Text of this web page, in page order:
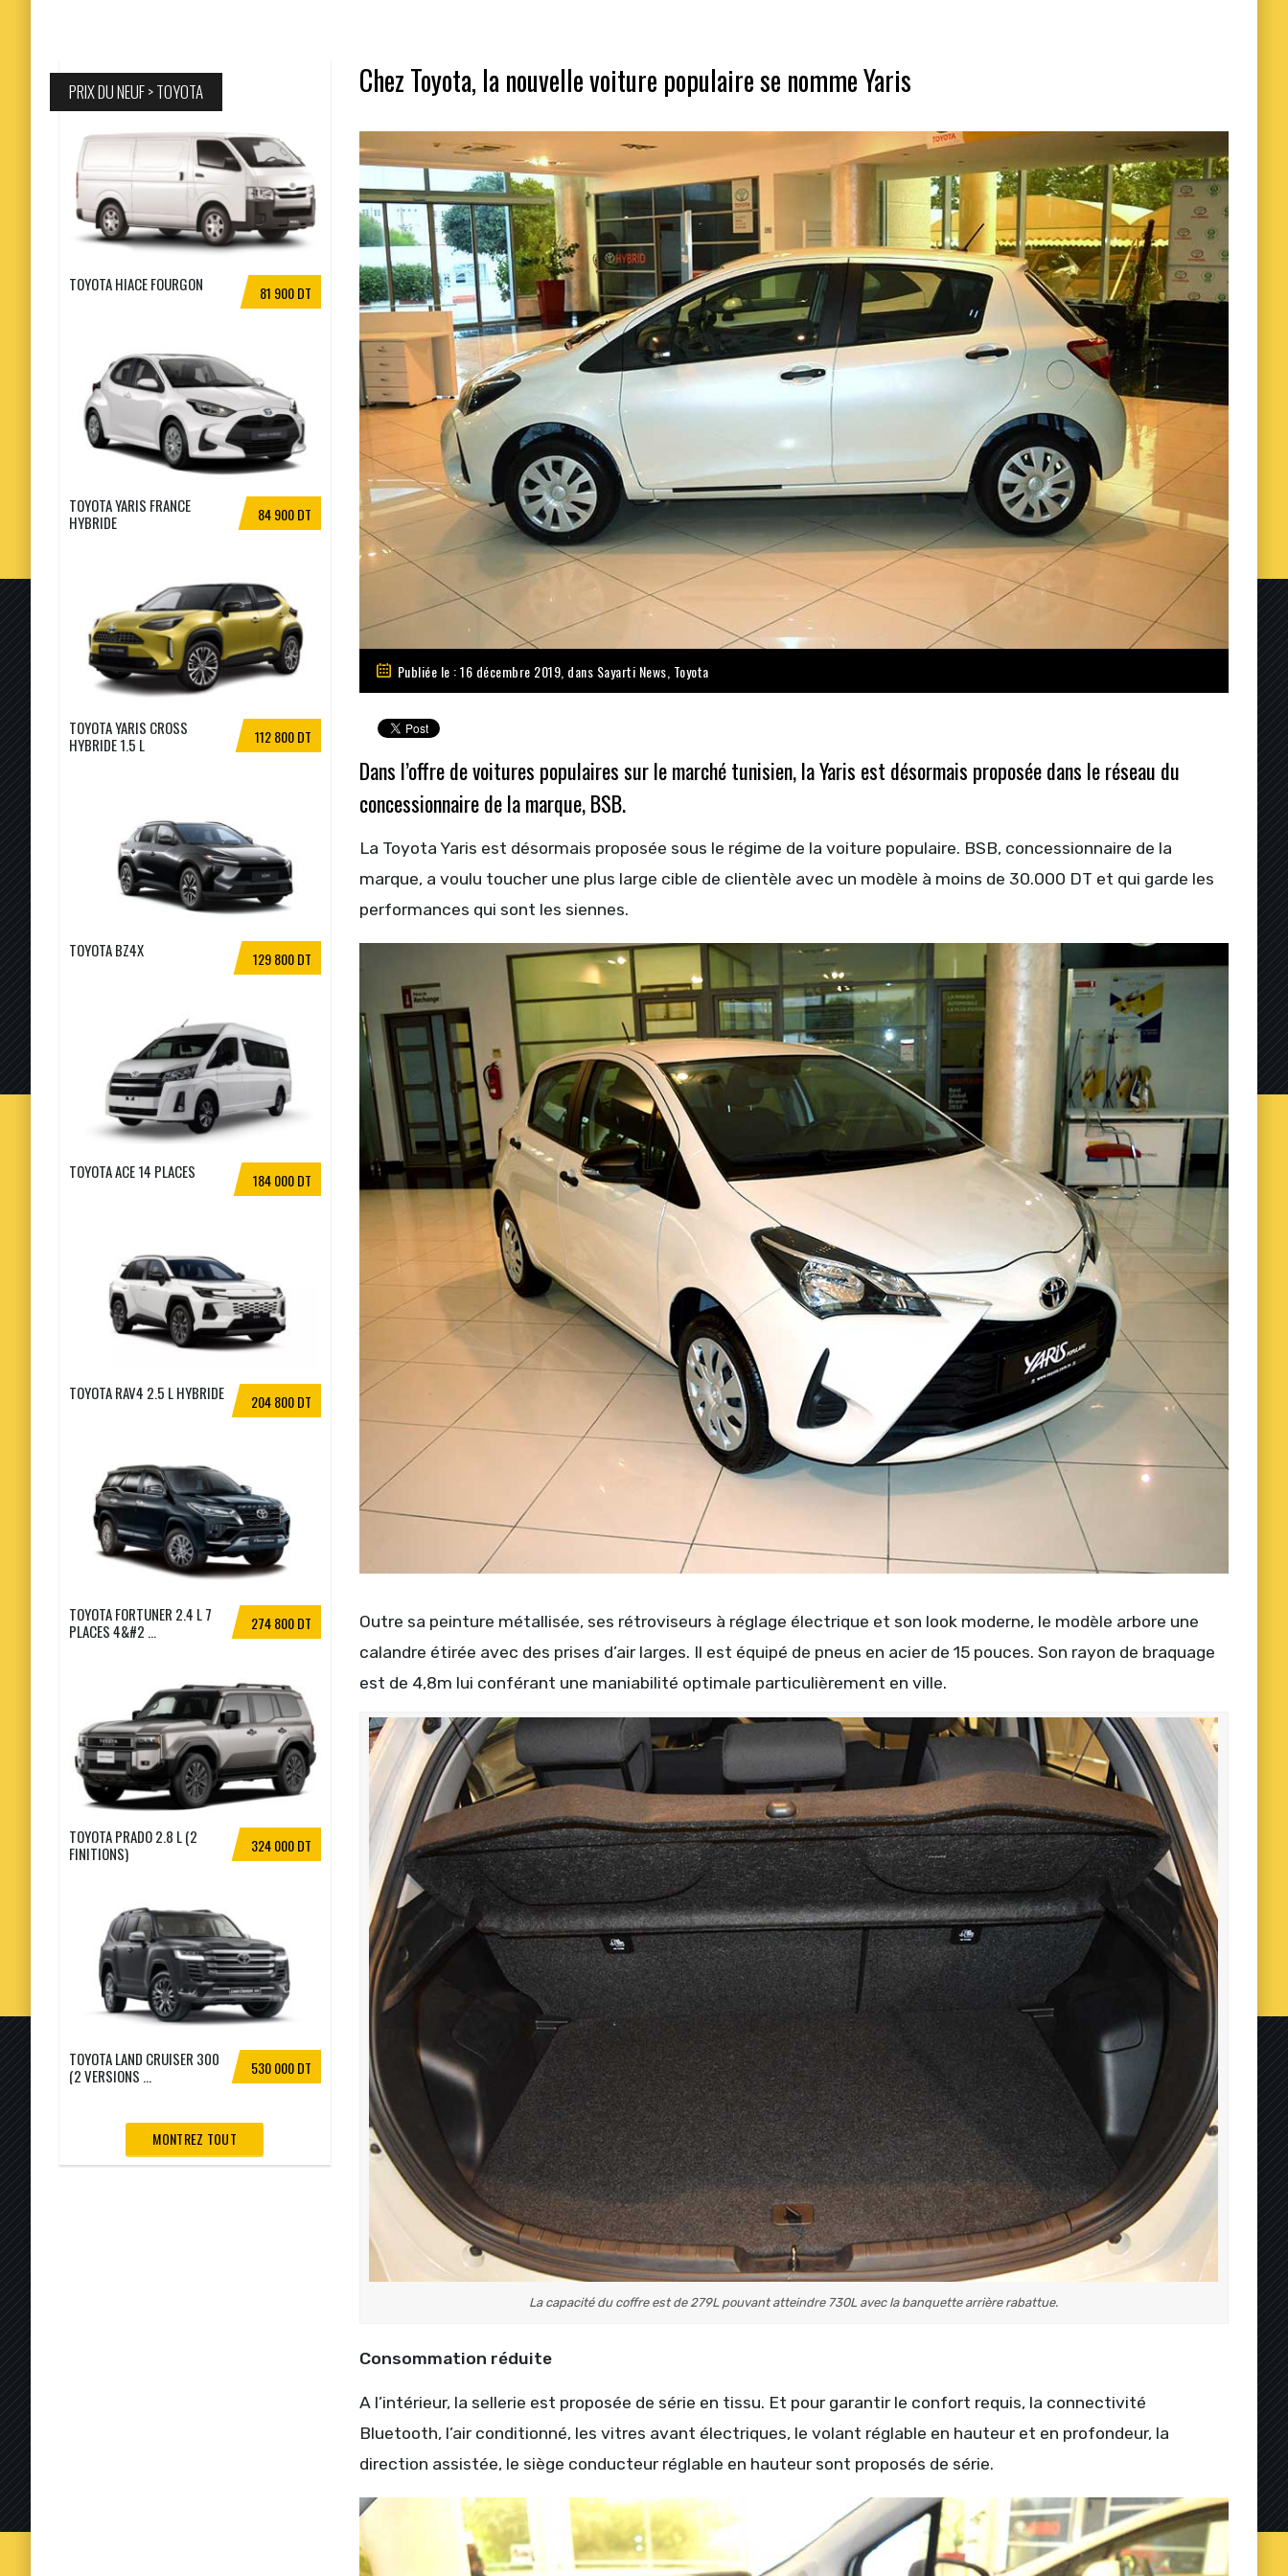
Chez Toyota, la nouvelle voiture populaire se nomme Yaris
Publiée le : 16 décembre 2019, dans Sayarti News Toyota
Dans l’offre de voitures populaires sur le marché tunisien, la Yaris est désormais proposée dans le réseau du
concessionnaire de la marque, BSB.
La Toyota Yaris est désormais proposée sous le régime de la voiture populaire. BSB, concessionnaire de la
marque, a voulu toucher une plus large cible de clientèle avec un modèle à moins de 30.000 DT et qui garde les
performances qui sont les siennes.
Outre sa peinture métallisée, ses rétroviseurs à réglage électrique et son look moderne, le modèle arbore une
calandre étirée avec des prises d’air larges. Il est équipé de pneus en acier de 15 pouces. Son rayon de braquage
est de 4,8m lui conférant une maniabilité optimale particulièrement en ville.
La capacité du coffre est de 279L pouvant atteindre 730L avec la banquette arrière rabattue.
Consommation réduite
A l’intérieur, la sellerie est proposée de série en tissu. Et pour garantir le confort requis, la connectivité
Bluetooth, l’air conditionné, les vitres avant électriques, le volant réglable en hauteur et en profondeur, la
direction assistée, le siège conducteur réglable en hauteur sont proposés de série.
PRIX DU NEUF > TOYOTA
81 900 DT
TOYOTA HIACE FOURGON
84 900 DT
TOYOTA YARIS FRANCE
HYBRIDE
112 800 DT
TOYOTA YARIS CROSS
HYBRIDE 1.5 L
129 800 DT
TOYOTA BZ4X
184 000 DT
TOYOTA ACE 14 PLACES
204 800 DT
TOYOTA RAV4 2.5 L HYBRIDE
274 800 DT
TOYOTA FORTUNER 2.4 L 7
PLACES 4&#2 ...
324 000 DT
TOYOTA PRADO 2.8 L (2
FINITIONS)
530 000 DT
TOYOTA LAND CRUISER 300
(2 VERSIONS ...
MONTREZ TOUT